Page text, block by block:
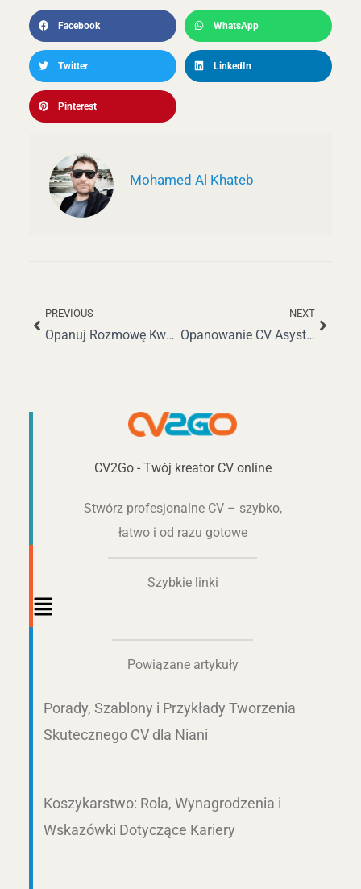
Facebook WhatsApp
Twitter LinkedIn
Pinterest
Mohamed Al Khateb
Prev
PREVIOUS
Opanuj Rozmowę Kwalifikacyjną na Stanowisko Kierownika Sprzedaży: Kompleksowy Przewodnik z Pytaniami Sytuacyjnymi
NEXT
Opanowanie CV Asystenta Medycznego: Szablony, Wskazówki i Najlepsze Praktyki
CV2Go - Twój kreator CV online
Stwórz profesjonalne CV – szybko,
łatwo i od razu gotowe
Szybkie linki
Main
Powiązane artykuły
Porady, Szablony i Przykłady Tworzenia
Skutecznego CV dla Niani
Koszykarstwo: Rola, Wynagrodzenia i
Wskazówki Dotyczące Kariery